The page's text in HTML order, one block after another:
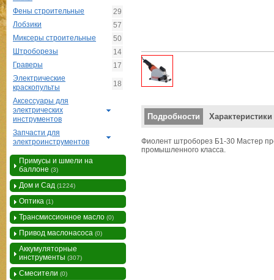
Вертикальные вкладки
Подробности Характеристики
Фиолент штроборез Б1-30 Мастер
промышленного класса.
Фены строительные
29
Лобзики
57
Миксеры строительные
50
Штроборезы
14
Граверы
17
Электрические
краскопульты
18
Аксессуары для
электрических
инструментов
Запчасти для
электроинструментов
Примусы и шмели на
баллоне (3)
Дом и Сад (1224)
Оптика (1)
Трансмиссионное масло (0)
Привод маслонасоса (0)
Аккумуляторные
инструменты (307)
Смесители (0)